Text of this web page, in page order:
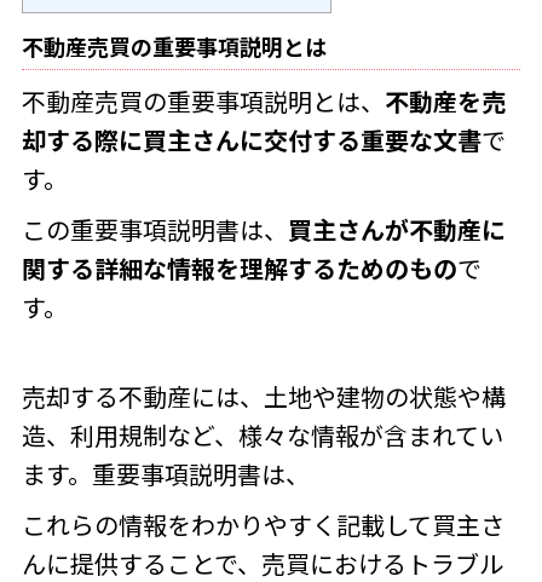
不動産売買の重要事項説明とは
不動産売買の重要事項説明とは、 不動産を売
却する際に買主さんに交付する重要な文書で
す。
この重要事項説明書は、 買主さんが不動産に
関する詳細な情報を理解するためのもので
す。
売却する不動産には、土地や建物の状態や構
造、利用規制など、様々な情報が含まれてい
ます。 重要事項説明書は、
これらの情報をわかりやすく記載して買主さ
んに提供することで、売買におけるトラブル